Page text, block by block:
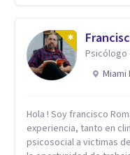
Psicólogo
Miami
Hola ! Soy francisco
experiencia, tanto en
psicosocial a victimas